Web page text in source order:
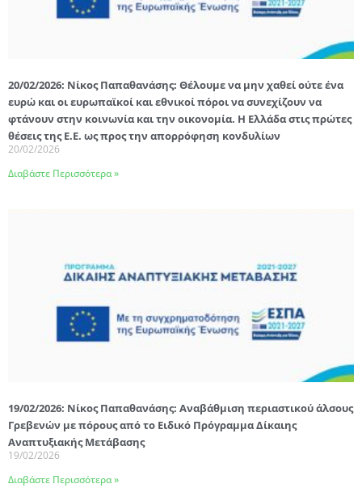
20/02/2026: Νίκος Παπαθανάσης: Θέλουμε να μην χαθεί ούτε ένα
ευρώ και οι ευρωπαϊκοί και εθνικοί πόροι να συνεχίζουν να
φτάνουν στην κοινωνία και την οικονομία. Η Ελλάδα στις πρώτες
θέσεις της Ε.Ε. ως προς την απορρόφηση κονδυλίων
20/02/2026
Διαβάστε Περισσότερα »
19/02/2026: Νίκος Παπαθανάσης: Αναβάθμιση περιαστικού άλσους
Γρεβενών με πόρους από το Ειδικό Πρόγραμμα Δίκαιης
Αναπτυξιακής Μετάβασης
19/02/2026
Διαβάστε Περισσότερα »